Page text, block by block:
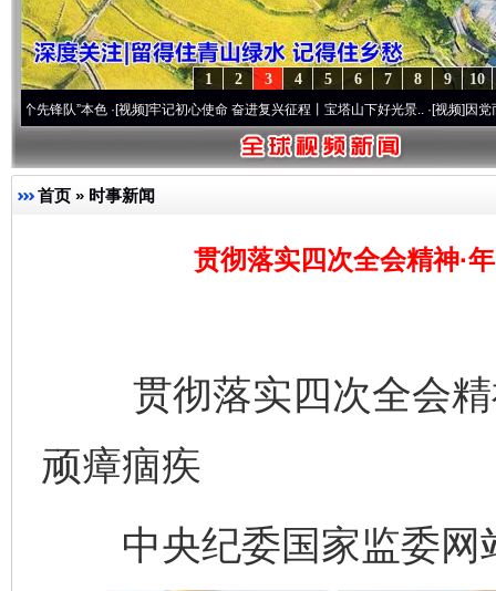
10
9
8
7
6
5
4
3
2
1
”本色·[视频]牢记初心使命 奋进复兴征程丨宝塔山下好光景..·[视频]因党而生 为党
首页 » 时事新闻
贯彻落实四次全会精神·
贯彻落实四次全会精
顽瘴痼疾
中央纪委国家监委网